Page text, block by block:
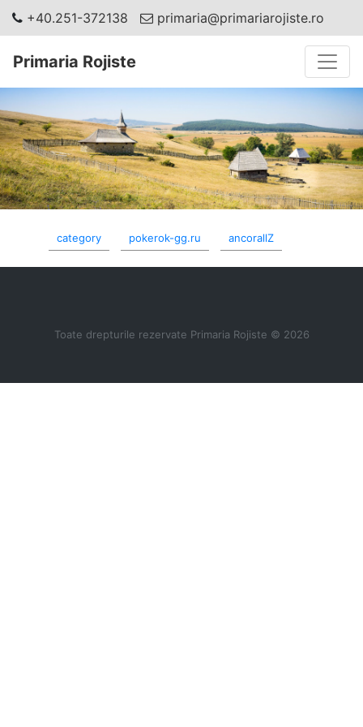
+40.251-372138 primaria@primariarojiste.ro
Primaria Rojiste
category pokerok-gg.ru ancorallZ
Toate drepturile rezervate Primaria Rojiste © 2026